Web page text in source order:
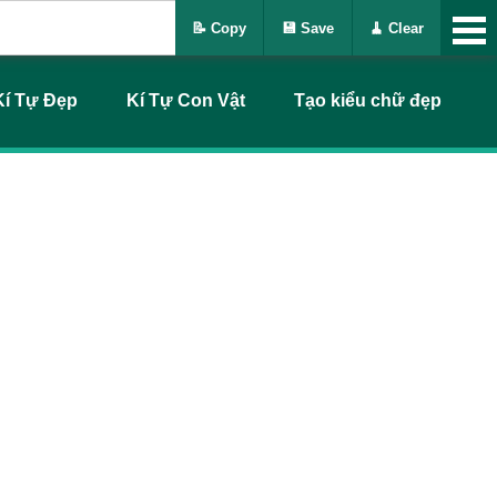
Tự Đẹp Kí Tự Con Vật Tạo kiểu chữ đẹp
📝 Copy 💾 Save 🧹 Clear